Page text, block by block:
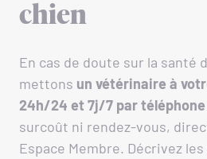
chien
En cas de doute sur la santé
mettons un vétérinaire à
24h/24 et 7j/7 par
surcoût ni rendez-vous,
Espace Membre. Décrivez